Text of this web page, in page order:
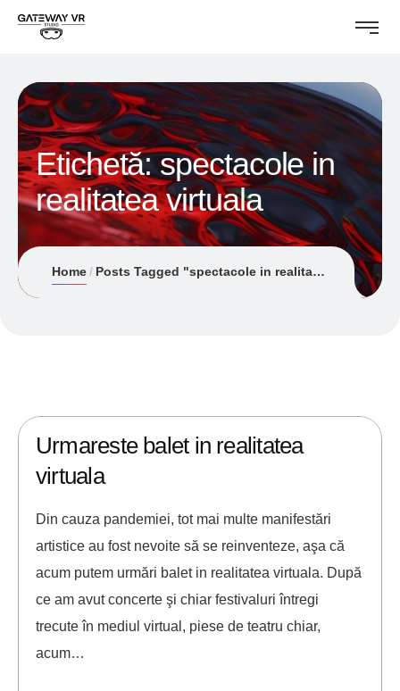
Etichetă:spectacole in
realitatea virtuala
Home Posts Tagged "spectacole in realitatea virtuala"
Urmareste balet in realitatea
virtuala
Din cauza pandemiei, tot mai multe manifestări
artistice au fost nevoite să se reinventeze, aşa că
acum putem urmări balet in realitatea virtuala. După
ce am avut concerte şi chiar festivaluri întregi
trecute în mediul virtual, piese de teatru chiar,
acum…